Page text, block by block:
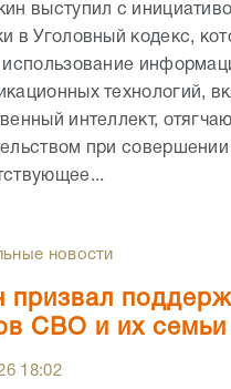
выступил с
в Уголовный кодекс,
использование
технологий,
интеллект,
при совершении
новости
призвал
СВО и их семьи
18:02